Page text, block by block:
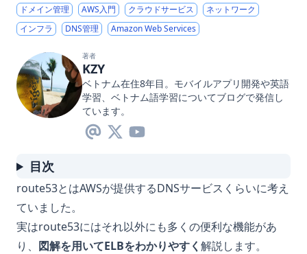
ドメイン管理
AWS入門 クラウドサービス
ネットワーク
インフラ
DNS管理 Amazon Web Services
著者
KZY
ベトナム在住8年目。モバイルアプリ開発や英語
学習、ベトナム語学習についてブログで発信し
ています。
目次
route53とはAWSが提供するDNSサービスくらいに考え
ていました。
実はroute53にはそれ以外にも多くの便利な機能があ
り、 図解を用いてELBをわかりやすく 解説します。